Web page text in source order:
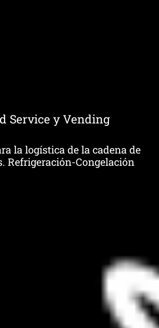
Service y Vending
la logística de la cadena de
Refrigeración-Congelación